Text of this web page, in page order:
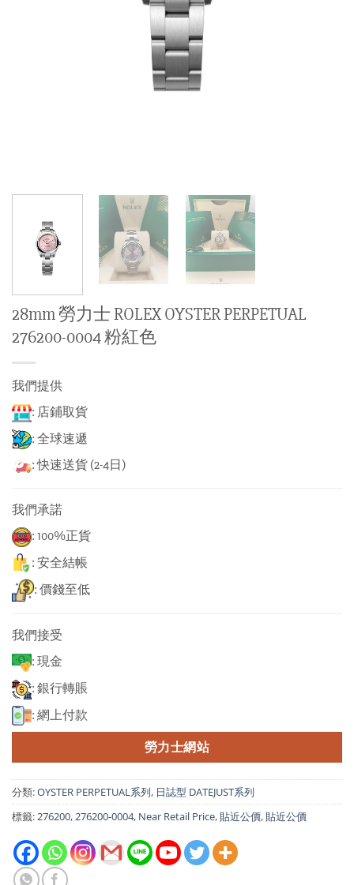
28mm 勞力士 ROLEX OYSTER PERPETUAL
276200-0004 粉紅色
我們提供
: 店鋪取貨
: 全球速遞
: 快速送貨 (2-4日)
我們承諾
: 100%正貨
: 安全結帳
: 價錢至低
我們接受
: 現金
: 銀行轉賬
: 網上付款
勞力士網站
分類:OYSTER PERPETUAL系列, 日誌型 DATEJUST系列
標籤:276200,276200-0004, Near Retail Price, 貼近公價, 貼近公價